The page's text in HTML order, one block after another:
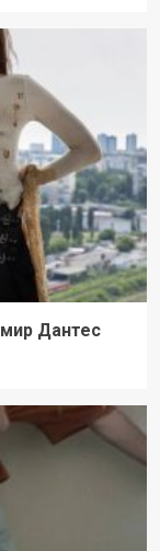
Дантес